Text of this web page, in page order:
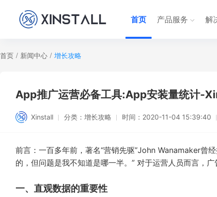
首页 产品服务 解
首页 / 新闻中心 / 增长攻略
App推广运营必备工具:App安装量统计-
Xinstall 分类： 增长攻略 时间： 2020-11-04 15:39:40
前言：一百多年前，著名“营销先驱”John Wanamaker曾
的，但问题是我不知道是哪一半。” 对于运营人员而言，
一、直观数据的重要性